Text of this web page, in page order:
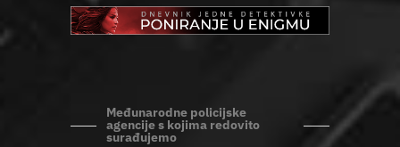
Međunarodne policijske
agencije s kojima redovito
surađujemo